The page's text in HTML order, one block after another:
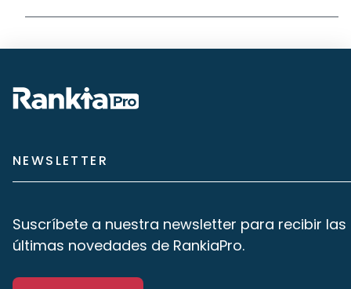
NEWSLETTER
Suscríbete a nuestra newsletter para recibir las
últimas novedades de RankiaPro.